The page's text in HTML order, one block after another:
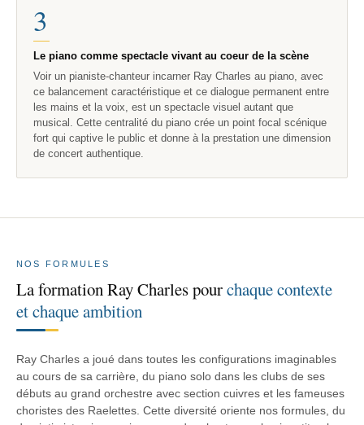
3
Le piano comme spectacle vivant au coeur de la scène
Voir un pianiste-chanteur incarner Ray Charles au piano, avec
ce balancement caractéristique et ce dialogue permanent entre
les mains et la voix, est un spectacle visuel autant que
musical. Cette centralité du piano crée un point focal scénique
fort qui captive le public et donne à la prestation une dimension
de concert authentique.
NOS FORMULES
La formation Ray Charles pourchaque contexte
et chaque ambition
Ray Charles a joué dans toutes les configurations imaginables
au cours de sa carrière, du piano solo dans les clubs de ses
débuts au grand orchestre avec section cuivres et les fameuses
choristes des Raelettes. Cette diversité oriente nos formules, du